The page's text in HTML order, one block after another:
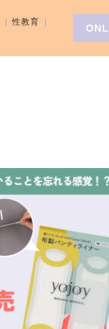
性教育